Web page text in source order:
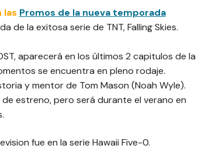
las Promos de la nueva temporada
de la exitosa serie de TNT, Falling Skies.
aparecerá en los últimos 2 capitulos de la
se encuentra en pleno rodaje.
y mentor de Tom Mason (Noah Wyle).
estreno, pero será durante el verano en
fue en la serie Hawaii Five-0.